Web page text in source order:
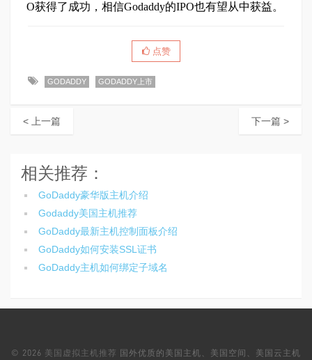
O获得了成功，相信Godaddy的IPO也有望从中获益。
点赞
GODADDY GODADDY上市
< 上一篇 下一篇 >
相关推荐：
GoDaddy豪华版主机介绍
Godaddy美国主机推荐
GoDaddy最新主机控制面板介绍
GoDaddy如何安装SSL证书
GoDaddy主机如何绑定子域名
© 2026 美国虚拟主机推荐 国外优质的美国主机、美国空间、美国云主机